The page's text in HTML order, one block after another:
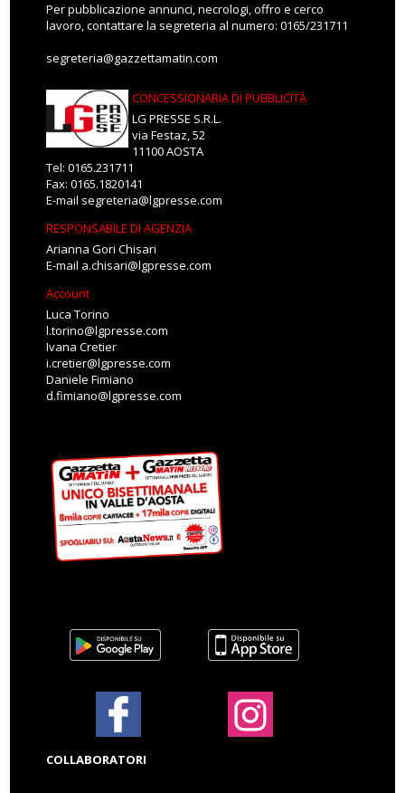
Per pubblicazione annunci, necrologi, offro e cerco
lavoro, contattare la segreteria al numero: 0165/231711
segreteria@gazzettamatin.com
CONCESSIONARIA DI PUBBLICITÀ
LG PRESSE S.R.L.
via Festaz, 52
11100 AOSTA
Tel: 0165.231711
Fax: 0165.1820141
E-mail segreteria@lgpresse.com
RESPONSABILE DI AGENZIA
Arianna Gori Chisari
E-mail a.chisari@lgpresse.com
Account
Luca Torino
l.torino@lgpresse.com
Ivana Cretier
i.cretier@lgpresse.com
Daniele Fimiano
d.fimiano@lgpresse.com
COLLABORATORI